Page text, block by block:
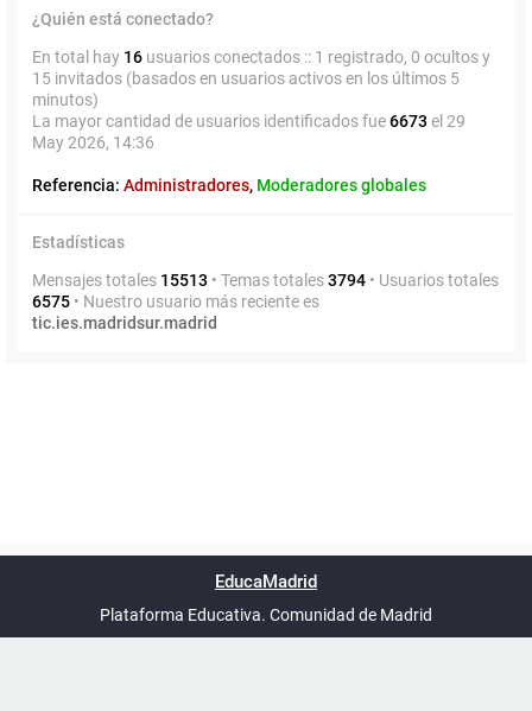
¿Quién está conectado?
En total hay 16 usuarios conectados :: 1 registrado, 0 ocultos y
15 invitados (basados en usuarios activos en los últimos 5
minutos)
La mayor cantidad de usuarios identificados fue6673 el 29
May 2026, 14:36
Referencia: Administradores, Moderadores globales
Estadísticas
Mensajes totales 15513 • Temas totales3794 • Usuarios totales
6575 • Nuestro usuario más reciente es
tic.ies.madridsur.madrid
UTC+02:00
phpBB España
EducaMadrid
Plataforma Educativa. Comunidad de Madrid